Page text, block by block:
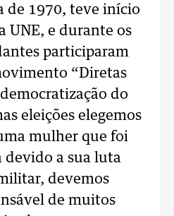
de 1970, teve início
UNE, e durante os
participaram
“Diretas
do
eleições elegemos
mulher que foi
devido a sua luta
devemos
de muitos